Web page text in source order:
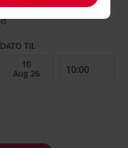
DATO TIL